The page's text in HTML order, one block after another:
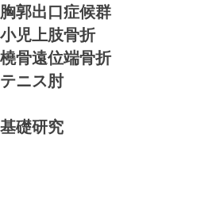
胸郭出口症候群
小児上肢骨折
橈骨遠位端骨折
テニス肘
基礎研究